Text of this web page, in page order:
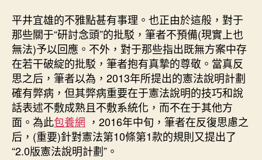
平井宜雄的不雅點甚有事理。也正由於這般，對于
那些關于“研討念頭”的批駁，筆者不預備(現實上也
無法)予以回應。不外，對于那些指出既無方案中存
在若干破綻的批駁，筆者抱有真摯的尊敬。當真反
思之后，筆者以為，2013年所提出的憲法說明計劃
確有弊病，但其弊病重要在于憲法說明的技巧和說
話表述不敷成熟且不敷系統化，而不在于其他方
面。為此包養網 ，2016年中旬，筆者在反復思慮之
后，(重要)針對憲法第10條第1款的規則又提出了
“2.0版憲法說明計劃”。